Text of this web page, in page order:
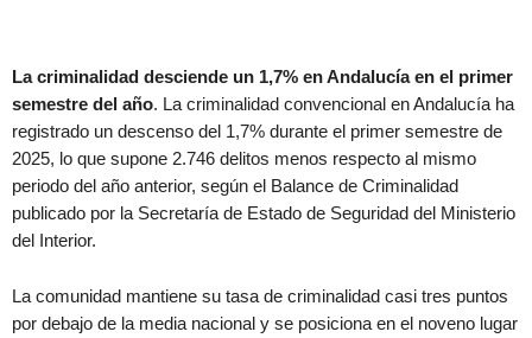
La criminalidad desciende un 1,7% en Andalucía en el primer
semestre del año. La criminalidad convencional en Andalucía ha
registrado un descenso del 1,7% durante el primer semestre de
2025, lo que supone 2.746 delitos menos respecto al mismo
periodo del año anterior, según el Balance de Criminalidad
publicado por la Secretaría de Estado de Seguridad del Ministerio
del Interior.
La comunidad mantiene su tasa de criminalidad casi tres puntos
por debajo de la media nacional y se posiciona en el noveno lugar